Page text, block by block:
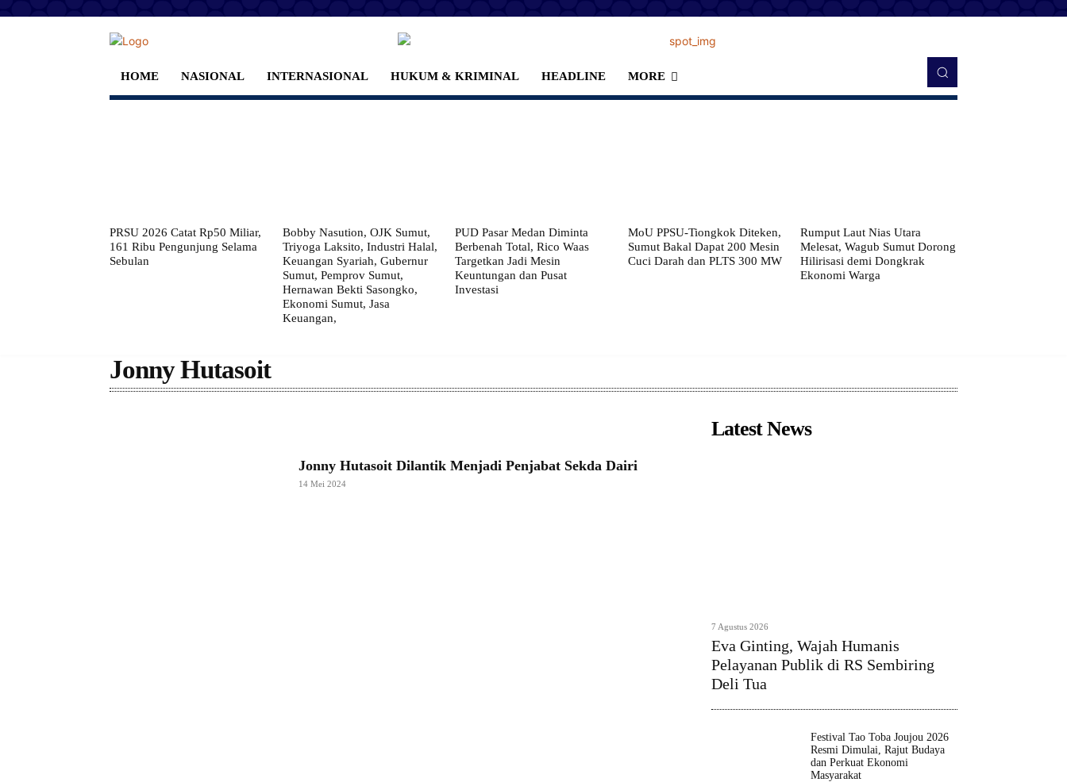
HOME NASIONAL INTERNASIONAL HUKUM & KRIMINAL HEADLINE MORE
PRSU 2026 Catat Rp50 Miliar,
161 Ribu Pengunjung Selama
Sebulan
Bobby Nasution, OJK Sumut,
Triyoga Laksito, Industri Halal,
Keuangan Syariah, Gubernur
Sumut, Pemprov Sumut,
Hernawan Bekti Sasongko,
Ekonomi Sumut, Jasa
Keuangan,
PUD Pasar Medan Diminta
Berbenah Total, Rico Waas
Targetkan Jadi Mesin
Keuntungan dan Pusat
Investasi
MoU PPSU-Tiongkok Diteken,
Sumut Bakal Dapat 200 Mesin
Cuci Darah dan PLTS 300 MW
Rumput Laut Nias Utara
Melesat, Wagub Sumut Dorong
Hilirisasi demi Dongkrak
Ekonomi Warga
Jonny Hutasoit
Jonny Hutasoit Dilantik Menjadi Penjabat Sekda Dairi
14 Mei 2024
Latest News
7 Agustus 2026
Eva Ginting, Wajah Humanis
Pelayanan Publik di RS Sembiring
Deli Tua
Festival Tao Toba Joujou 2026
Resmi Dimulai, Rajut Budaya
dan Perkuat Ekonomi
Masyarakat